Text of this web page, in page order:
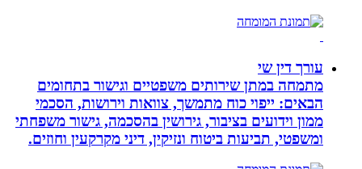
עורך דין שי
מתמחה במתן שירותים משפטיים וגישור בתחומים
הבאים: ייפוי כוח מתמשך, צוואות וירושות, הסכמי
ממון וידועים בציבור, גירושין בהסכמה, גישור משפחתי
ומשפטי, תביעות ביטוח ונזיקין, דיני מקרקעין וחוזים.